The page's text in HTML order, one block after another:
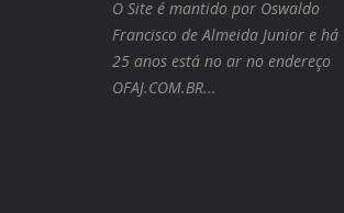
O Site é mantido por Oswaldo
Francisco de Almeida Junior e há
25 anos está no ar no endereço
OFAJ.COM.BR...